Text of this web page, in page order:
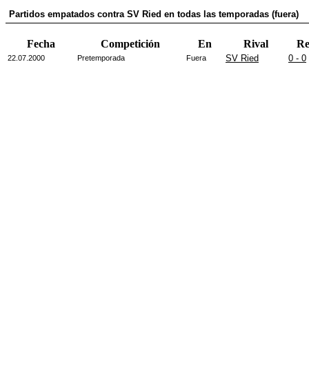
Partidos empatados contra SV Ried en todas las temporadas (fuera)
Fecha Competición En Rival
22.07.2000 Pretemporada Fuera SV Ried 0 - 0